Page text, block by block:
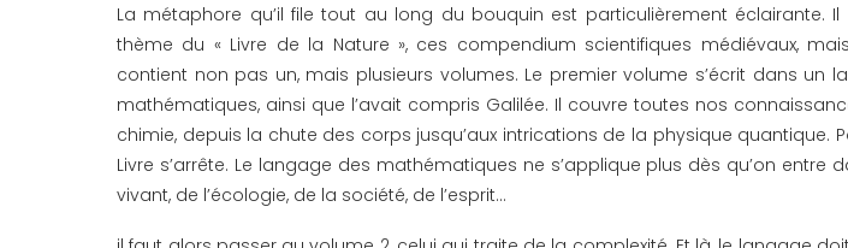
La métaphore qu’il file tout au long du bouquin est particulièrement éclairante.
thème du « Livre de la Nature », ces compendium scientifiques médiévaux,
contient non pas un, mais plusieurs volumes. Le premier volume s’écrit dans un
mathématiques, ainsi que l’avait compris Galilée. Il couvre toutes nos
chimie, depuis la chute des corps jusqu’aux intrications de la physique quantique.
Livre s’arrête. Le langage des mathématiques ne s’applique plus dès qu’on entre
vivant, de l’écologie, de la société, de l’esprit…